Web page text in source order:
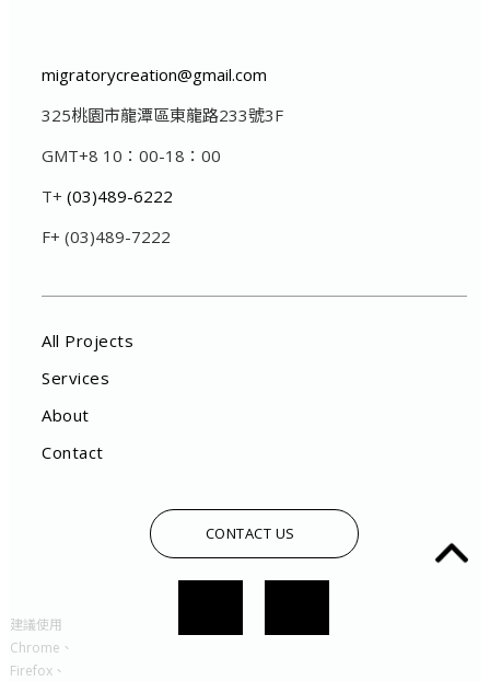
migratorycreation@gmail.com
325桃園市龍潭區東龍路233號3F
GMT+8 10：00-18：00
T+ (03)489-6222
F+ (03)489-7222
All Projects
Services
About
Contact
CONTACT US
建議使用
Chrome、
Firefox、